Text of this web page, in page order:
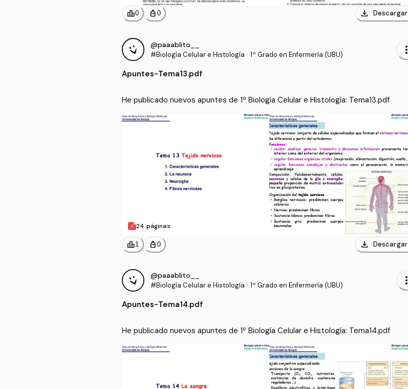
leaderboard0 personal_bag 0 download Descargar
@paaablito__
#Biología Celular e Histología · 1º Grado en Enfermería (UBU) more_vert
Apuntes-Tema13.pdf
He publicado nuevos apuntes de 1º Biología Celular e Histología: Tema13.pdf
24 páginas
leaderboard1 personal_bag 0 download Descargar
@paaablito__
#Biología Celular e Histología · 1º Grado en Enfermería (UBU) more_vert
Apuntes-Tema14.pdf
He publicado nuevos apuntes de 1º Biología Celular e Histología: Tema14.pdf